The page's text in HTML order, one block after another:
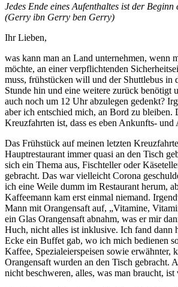
Jedes Ende eines Aufenthaltes ist der
(Gerry ibn Gerry ben Gerry)
Ihr Lieben,
was kann man an Land unternehmen, wenn
möchte, an einer verpflichtenden
muss, frühstücken will und der Shuttlebus in
Stunde hin und eine weitere zurück benötigt
auch noch um 12 Uhr abzulegen gedenkt?
aber ich entschied mich, an Bord zu bleiben.
Kreuzfahrten ist, dass es eben Ankunfts- und
Das Frühstück auf meinen letzten
Hauptrestaurant immer quasi an den Tisch
sich ein Thema aus, Fischteller oder
gebracht. Das war vielleicht Corona
ich eine Weile dumm im Restaurant herum,
Kaffeemann kam erst einmal niemand.
Mann mit Orangensaft auf, „Vitamine,
ein Glas Orangensaft abnahm, was er mir
Huch, nicht alles ist inklusive. Ich fand dann
Ecke ein Buffet gab, wo ich mich bedienen
Kaffee, Spezialeierspeisen sowie erwähnter,
Orangensaft wurden an den Tisch gebracht.
nicht beschweren, alles, was man braucht, ist